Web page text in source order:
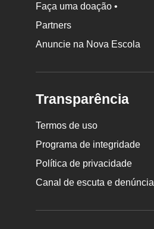
Faça uma doação •
Partners
Anuncie na Nova Escola
Transparência
Termos de uso
Programa de integridade
Política de privacidade
Canal de escuta e denúncia